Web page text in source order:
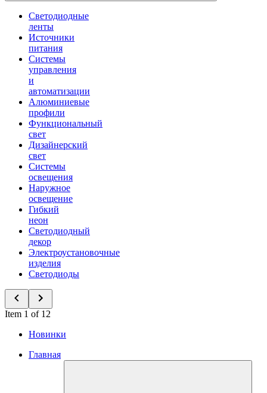
Светодиодные
ленты
Источники
питания
Системы
управления
и
автоматизации
Алюминиевые
профили
Функциональный
свет
Дизайнерский
свет
Системы
освещения
Наружное
освещение
Гибкий
неон
Светодиодный
декор
Электроустановочные
изделия
Светодиоды
Item 1 of 12
Новинки
Главная